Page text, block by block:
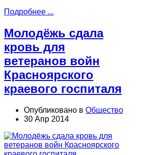
Подробнее ...
Молодёжь сдала
кровь для
ветеранов войн
Красноярского
краевого госпиталя
Опубликовано в Общество
30 Апр 2014